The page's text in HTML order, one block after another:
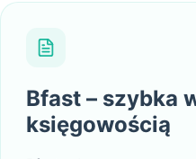
Bfast – szybka
księgowością